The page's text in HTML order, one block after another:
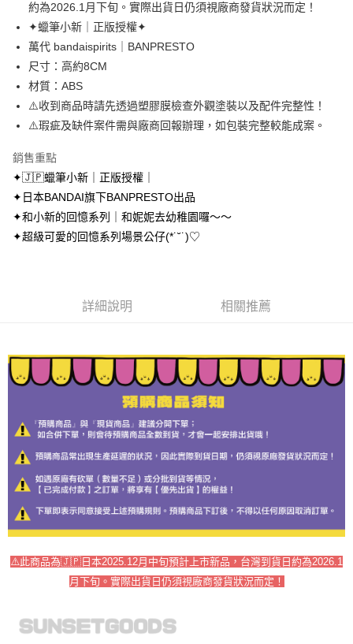
街口支付
悠遊付
AFTEE先享後付
相關說明
【關於「AFTEE先享後付」】
AFTEE先享後付是「在收到商品之後才付款」的支付方式。 讓您購物簡單
１．簡單：不需註冊會員、不需綁卡、不需儲值。
２．便利：只要手機號碼，簡訊認證，即可結帳。
３．安心：先確認商品／服務後，再付款。
１．於結帳方式選擇「AFTEE先享後付」後，將跳轉至「AFTEE先享後付」
結帳頁面，進行簡訊認證並確認金額後，即可完成結帳。
購買商品的店家。未經商家同意取消之訂單仍視為有效，需透過AFTEE先享
客戶支援中心」
https://netprotections.freshdesk.com/support/home
１．透過由恩沛科技股份有限公司提供之「AFTEE先享後付」服務完成之交
易，需依本服務之必要範圍內提供個人資料，並將交易相關給付款項請求債
權轉讓予恩沛科技股份有限公司。
２．關於個人資料處理事宜，請瀏覽以下網址：
https://aftee.tw/terms/#terms3
３．未成年的使用者請事先徵得法定代理人或監護人之同意方可使用
「AFTEE先享後付」，若未經同意申辦者引起之損失，本公司不負相關責
任。
４．使用「AFTEE先享後付」時，將依據個別帳號之用戶狀況，依本公司即
５．嚴禁一人註冊多個帳號或使用他人資訊註冊。若發現惡意使用之情形，
恩沛科技股份有限公司將有權停止該用戶之使用額度並採取法律行動。
ATM付款
運送方式
全家取貨付款
每筆NT$70，滿NT$699(含以上)免運費
付款後全家取貨
每筆NT$70，滿NT$899(含以上)免運費
每筆NT$70，滿NT$899(含以上)免運費
宅配
每筆NT$80，滿NT$899(含以上)免運費
約為2026.1月下旬。實際出貨日仍須視廠商發貨狀況而定！
✦蠟筆小新｜正版授權✦
萬代 bandaispirits｜BANPRESTO
尺寸：高約8CM
材質：ABS
⚠️收到商品時請先透過塑膠膜檢查外觀塗裝以及配件完整性！
⚠️瑕疵及缺件案件需與廠商回報辦理，如包裝完整較能成案。
銷售重點
✦🇯🇵蠟筆小新｜正版授權｜
✦日本BANDAI旗下BANPRESTO出品
✦和小新的回憶系列｜和妮妮去幼稚園囉～～
✦超級可愛的回憶系列場景公仔(*˙˘˙)♡
詳細說明 相關推薦
⚠️此商品為🇯🇵日本2025.12月中旬預計上市新品，台灣到貨日約為2026.1
月下旬。實際出貨日仍須視廠商發貨狀況而定！